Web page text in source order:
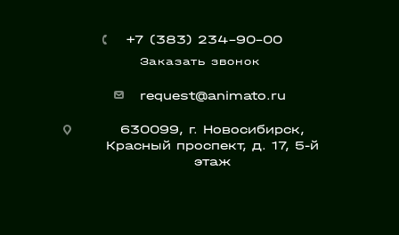
+7 (383) 234-90-00
Заказать звонок
request@animato.ru
630099, г. Новосибирск,
Красный проспект, д. 17, 5-й
этаж